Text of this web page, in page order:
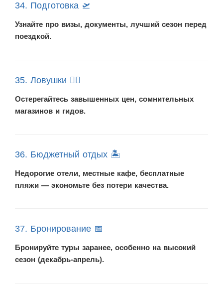
34. Подготовка 🛫
Узнайте про визы, документы, лучший сезон перед
поездкой.
35. Ловушки 🕵️‍♂️
Остерегайтесь завышенных цен, сомнительных
магазинов и гидов.
36. Бюджетный отдых 🏝️
Недорогие отели, местные кафе, бесплатные
пляжи — экономьте без потери качества.
37. Бронирование 📅
Бронируйте туры заранее, особенно на высокий
сезон (декабрь-апрель).